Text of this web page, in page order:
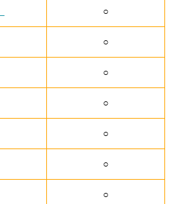
○
○
○
○
○
○
○